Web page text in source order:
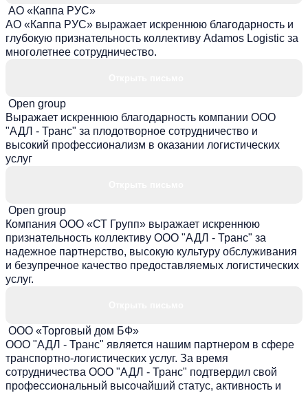
АО «Каппа РУС»
АО «Каппа РУС» выражает искреннюю благодарность и
глубокую признательность коллективу Adamos Logistic за
многолетнее сотрудничество.
Open group
Выражает искреннюю благодарность компании ООО
"АДЛ - Транс" за плодотворное сотрудничество и
высокий профессионализм в оказании логистических
услуг
Open group
Компания ООО «СТ Групп» выражает искреннюю
признательность коллективу ООО "АДЛ - Транс" за
надежное партнерство, высокую культуру обслуживания
и безупречное качество предоставляемых логистических
услуг.
ООО «Торговый дом БФ»
ООО "АДЛ - Транс" является нашим партнером в сфере
транспортно-логистических услуг. За время
сотрудничества ООО "АДЛ - Транс" подтвердил свой
профессиональный высочайший статус, активность и